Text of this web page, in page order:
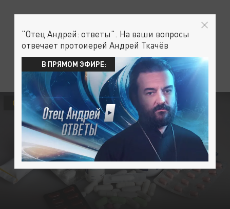
ОБЩЕСТВО ЗДОРОВЬЕ
"Отец Андрей: ответы". На ваши вопросы
отвечает протоиерей Андрей Ткачёв
В ПРЯМОМ ЭФИРЕ: